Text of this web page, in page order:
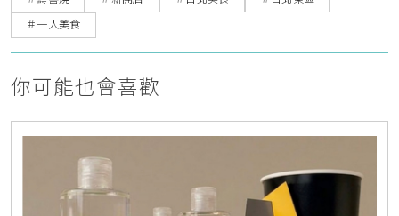
＃一人美食
你可能也會喜歡